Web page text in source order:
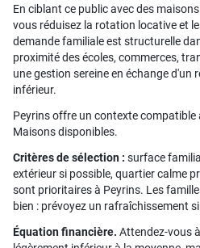
En ciblant ce public avec des
vous réduisez la rotation locative et
demande familiale est structurelle
proximité des écoles, commerces,
une gestion sereine en échange d'un
inférieur.
Peyrins offre un contexte compatible
Maisons disponibles.
Critères de sélection : surface
extérieur si possible, quartier calme
sont prioritaires à Peyrins. Les
bien : prévoyez un rafraîchissement
Équation financière. Attendez-vous